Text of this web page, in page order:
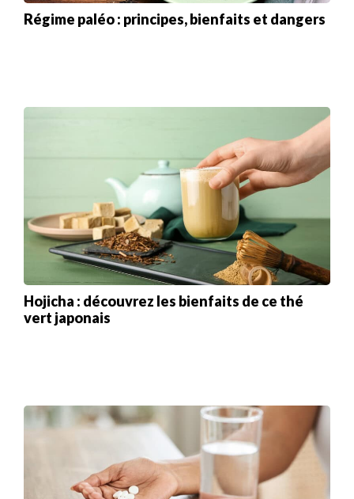
Régime paléo : principes, bienfaits et dangers
Hojicha : découvrez les bienfaits de ce thé
vert japonais